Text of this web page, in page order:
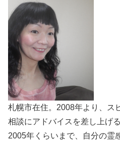
札幌市在住。2008年より、ス
相談にアドバイスを差し上げ
2005年くらいまで、自分の霊